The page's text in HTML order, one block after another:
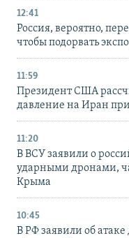
12:41
Россия, вероятно,
чтобы подорвать
11:59
Президент США
давление на Иран
11:20
В ВСУ заявили о
ударными дронами,
Крыма
10:45
В РФ заявили об